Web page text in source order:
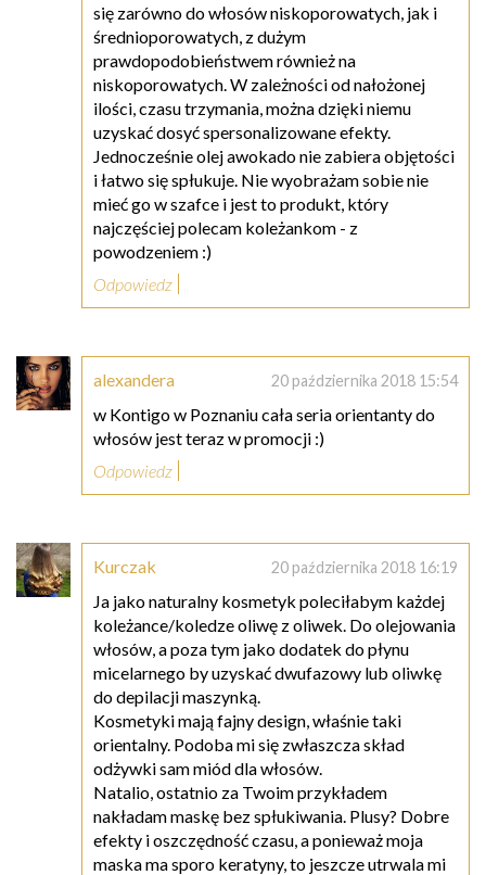
się zarówno do włosów niskoporowatych, jak i
średnioporowatych, z dużym
prawdopodobieństwem również na
niskoporowatych. W zależności od nałożonej
ilości, czasu trzymania, można dzięki niemu
uzyskać dosyć spersonalizowane efekty.
Jednocześnie olej awokado nie zabiera objętości
i łatwo się spłukuje. Nie wyobrażam sobie nie
mieć go w szafce i jest to produkt, który
najczęściej polecam koleżankom - z
powodzeniem :)
Odpowiedz
alexandera 20 października 2018 15:54
w Kontigo w Poznaniu cała seria orientanty do
włosów jest teraz w promocji :)
Odpowiedz
Kurczak 20 października 2018 16:19
Ja jako naturalny kosmetyk poleciłabym każdej
koleżance/koledze oliwę z oliwek. Do olejowania
włosów, a poza tym jako dodatek do płynu
micelarnego by uzyskać dwufazowy lub oliwkę
do depilacji maszynką.
Kosmetyki mają fajny design, właśnie taki
orientalny. Podoba mi się zwłaszcza skład
odżywki sam miód dla włosów.
Natalio, ostatnio za Twoim przykładem
nakładam maskę bez spłukiwania. Plusy? Dobre
efekty i oszczędność czasu, a ponieważ moja
maska ma sporo keratyny, to jeszcze utrwala mi